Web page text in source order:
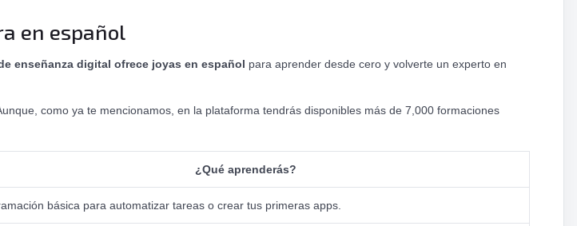
en español
enseñanza digital ofrece joyas en español para aprender desde cero y volverte un experto en
como ya te mencionamos, en la plataforma tendrás disponibles más de 7,000 formaciones
¿Qué aprenderás?
básica para automatizar tareas o crear tus primeras apps.